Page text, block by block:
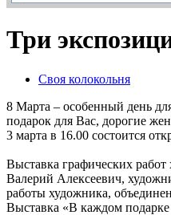
Три
Своя колокольня
8 Марта – особенный день
подарок для Вас, дорогие
3 марта в 16.00 состоится
Выставка графических
Валерий Алексеевич,
работы художника,
Выставка «В каждом